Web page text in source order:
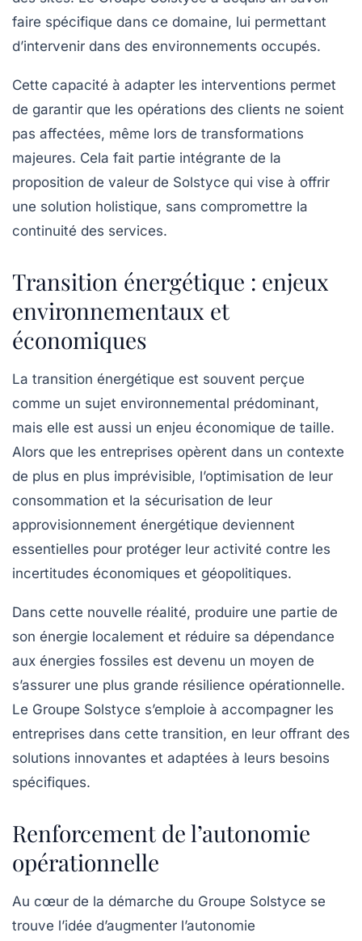
faire spécifique dans ce domaine, lui permettant
d’intervenir dans des environnements occupés.
Cette capacité à adapter les interventions permet
de garantir que les opérations des clients ne soient
pas affectées, même lors de transformations
majeures. Cela fait partie intégrante de la
proposition de valeur de Solstyce qui vise à offrir
une solution holistique, sans compromettre la
continuité des services.
Transition énergétique : enjeux
environnementaux et
économiques
La transition énergétique est souvent perçue
comme un sujet environnemental prédominant,
mais elle est aussi un enjeu économique de taille.
Alors que les entreprises opèrent dans un contexte
de plus en plus imprévisible, l’optimisation de leur
consommation et la sécurisation de leur
approvisionnement énergétique deviennent
essentielles pour protéger leur activité contre les
incertitudes économiques et géopolitiques.
Dans cette nouvelle réalité, produire une partie de
son énergie localement et réduire sa dépendance
aux énergies fossiles est devenu un moyen de
s’assurer une plus grande résilience opérationnelle.
Le Groupe Solstyce s’emploie à accompagner les
entreprises dans cette transition, en leur offrant des
solutions innovantes et adaptées à leurs besoins
spécifiques.
Renforcement de l’autonomie
opérationnelle
Au cœur de la démarche du Groupe Solstyce se
trouve l’idée d’augmenter l’autonomie